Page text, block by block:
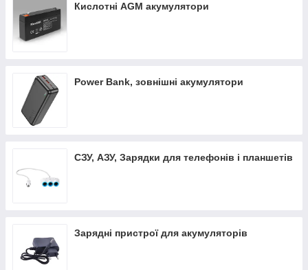
Кислотні AGM акумулятори
Power Bank, зовнішні акумулятори
СЗУ, АЗУ, Зарядки для телефонів і планшетів
Зарядні пристрої для акумуляторів